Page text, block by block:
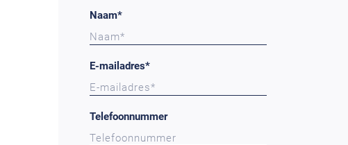
Naam*
E-mailadres*
Telefoonnummer